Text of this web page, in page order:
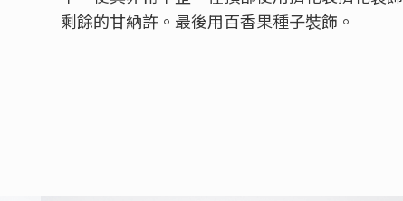
剩餘的甘納許。最後用百香果種子裝飾。